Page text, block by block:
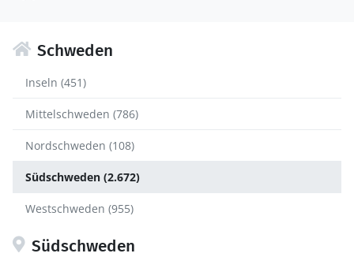
Schweden
Inseln (451)
Mittelschweden (786)
Nordschweden (108)
Südschweden (2.672)
Westschweden (955)
Südschweden